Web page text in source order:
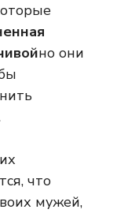
но они
что
мужей,